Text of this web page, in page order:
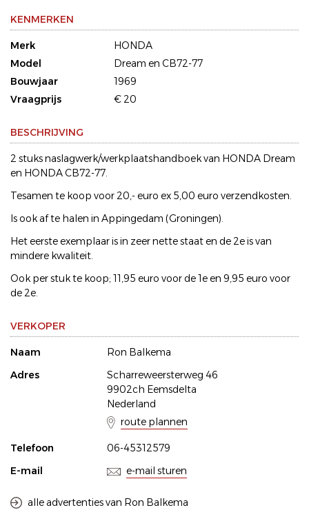
KENMERKEN
Merk
HONDA
Model
Dream en CB72-77
Bouwjaar
1969
Vraagprijs
€ 20
BESCHRIJVING
2 stuks naslagwerk/werkplaatshandboek van HONDA Dream
en HONDA CB72-77.
Tesamen te koop voor 20,- euro ex 5,00 euro verzendkosten.
Is ook af te halen in Appingedam (Groningen).
Het eerste exemplaar is in zeer nette staat en de 2e is van
mindere kwaliteit.
Ook per stuk te koop; 11,95 euro voor de 1e en 9,95 euro voor
de 2e.
VERKOPER
Naam
Ron Balkema
Adres
Scharreweersterweg 46
9902ch Eemsdelta
Nederland
route plannen
Telefoon
06-45312579
E-mail
e-mail sturen
alle advertenties van Ron Balkema